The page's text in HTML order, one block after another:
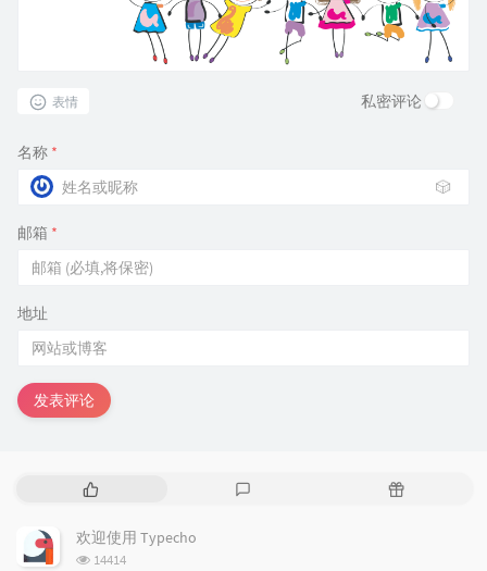
表情 私密评论
名称 *
🎲
邮箱 *
地址
发表评论
热
文
章
随
欢迎使用 Typecho
浏
14414